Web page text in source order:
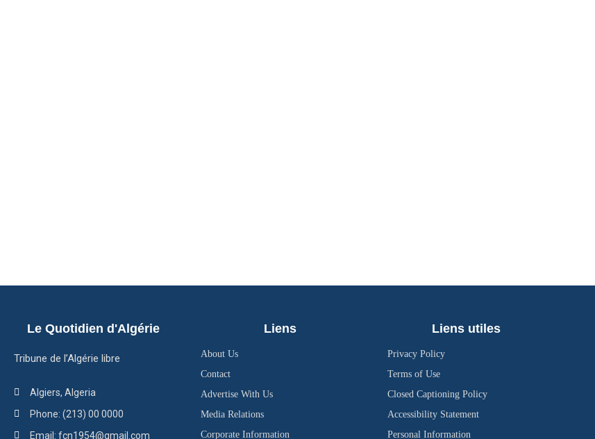
Le Quotidien d'Algérie
Tribune de l’Algérie libre
Algiers, Algeria
Phone: (213) 00 0000
Email: fcn1954@gmail.com
Liens
About Us
Contact
Advertise With Us
Media Relations
Corporate Information
Liens utiles
Privacy Policy
Terms of Use
Closed Captioning Policy
Accessibility Statement
Personal Information